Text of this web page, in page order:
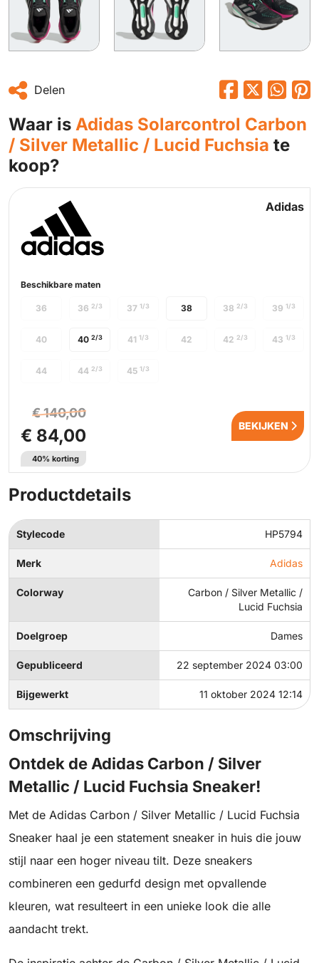
Delen
Waar is Adidas Solarcontrol Carbon
/ Silver Metallic / Lucid Fuchsia te
koop?
Adidas
Beschikbare maten
38
40 2/3
36 36 2/3 37 1/3 38 2/3 39 1/3
40 41 1/3 42 42 2/3 43 1/3
44 44 2/3 45 1/3
€ 140,00
€ 84,00
40% korting
BEKIJKEN
Productdetails
Stylecode HP5794
Merk Adidas
Colorway
Carbon / Silver Metallic /
Lucid Fuchsia
Doelgroep Dames
Gepubliceerd 22 september 2024 03:00
Bijgewerkt 11 oktober 2024 12:14
Omschrijving
Ontdek de Adidas Carbon / Silver
Metallic / Lucid Fuchsia Sneaker!
Met de Adidas Carbon / Silver Metallic / Lucid Fuchsia
Sneaker haal je een statement sneaker in huis die jouw
stijl naar een hoger niveau tilt. Deze sneakers
combineren een gedurfd design met opvallende
kleuren, wat resulteert in een unieke look die alle
aandacht trekt.